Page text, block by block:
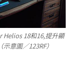
Helios 18和16,提升顯
意圖／123RF）